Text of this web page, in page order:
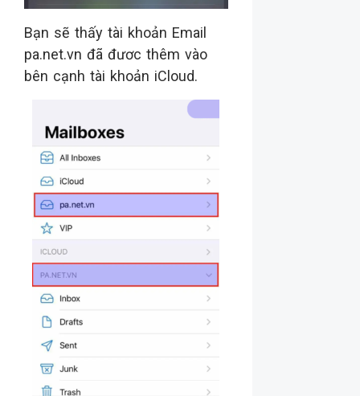
Bạn sẽ thấy tài khoản Email
pa.net.vn đã đươc thêm vào
bên cạnh tài khoản iCloud.